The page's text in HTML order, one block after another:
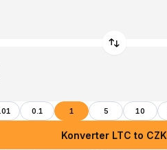
0.1 1 5 10
Konverter LTC to CZK